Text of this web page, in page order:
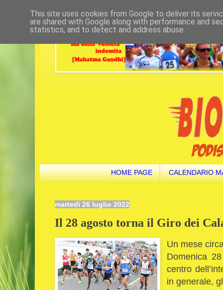
HOME PAGE CALENDARIO
martedì 26 luglio 2022
Il 28 agosto torna il Giro dei
Un mese
Domenica
centro
in generale,
This site uses cookies from Google to deliver its
are shared with Google along with performance and
statistics, and to detect and address abuse.